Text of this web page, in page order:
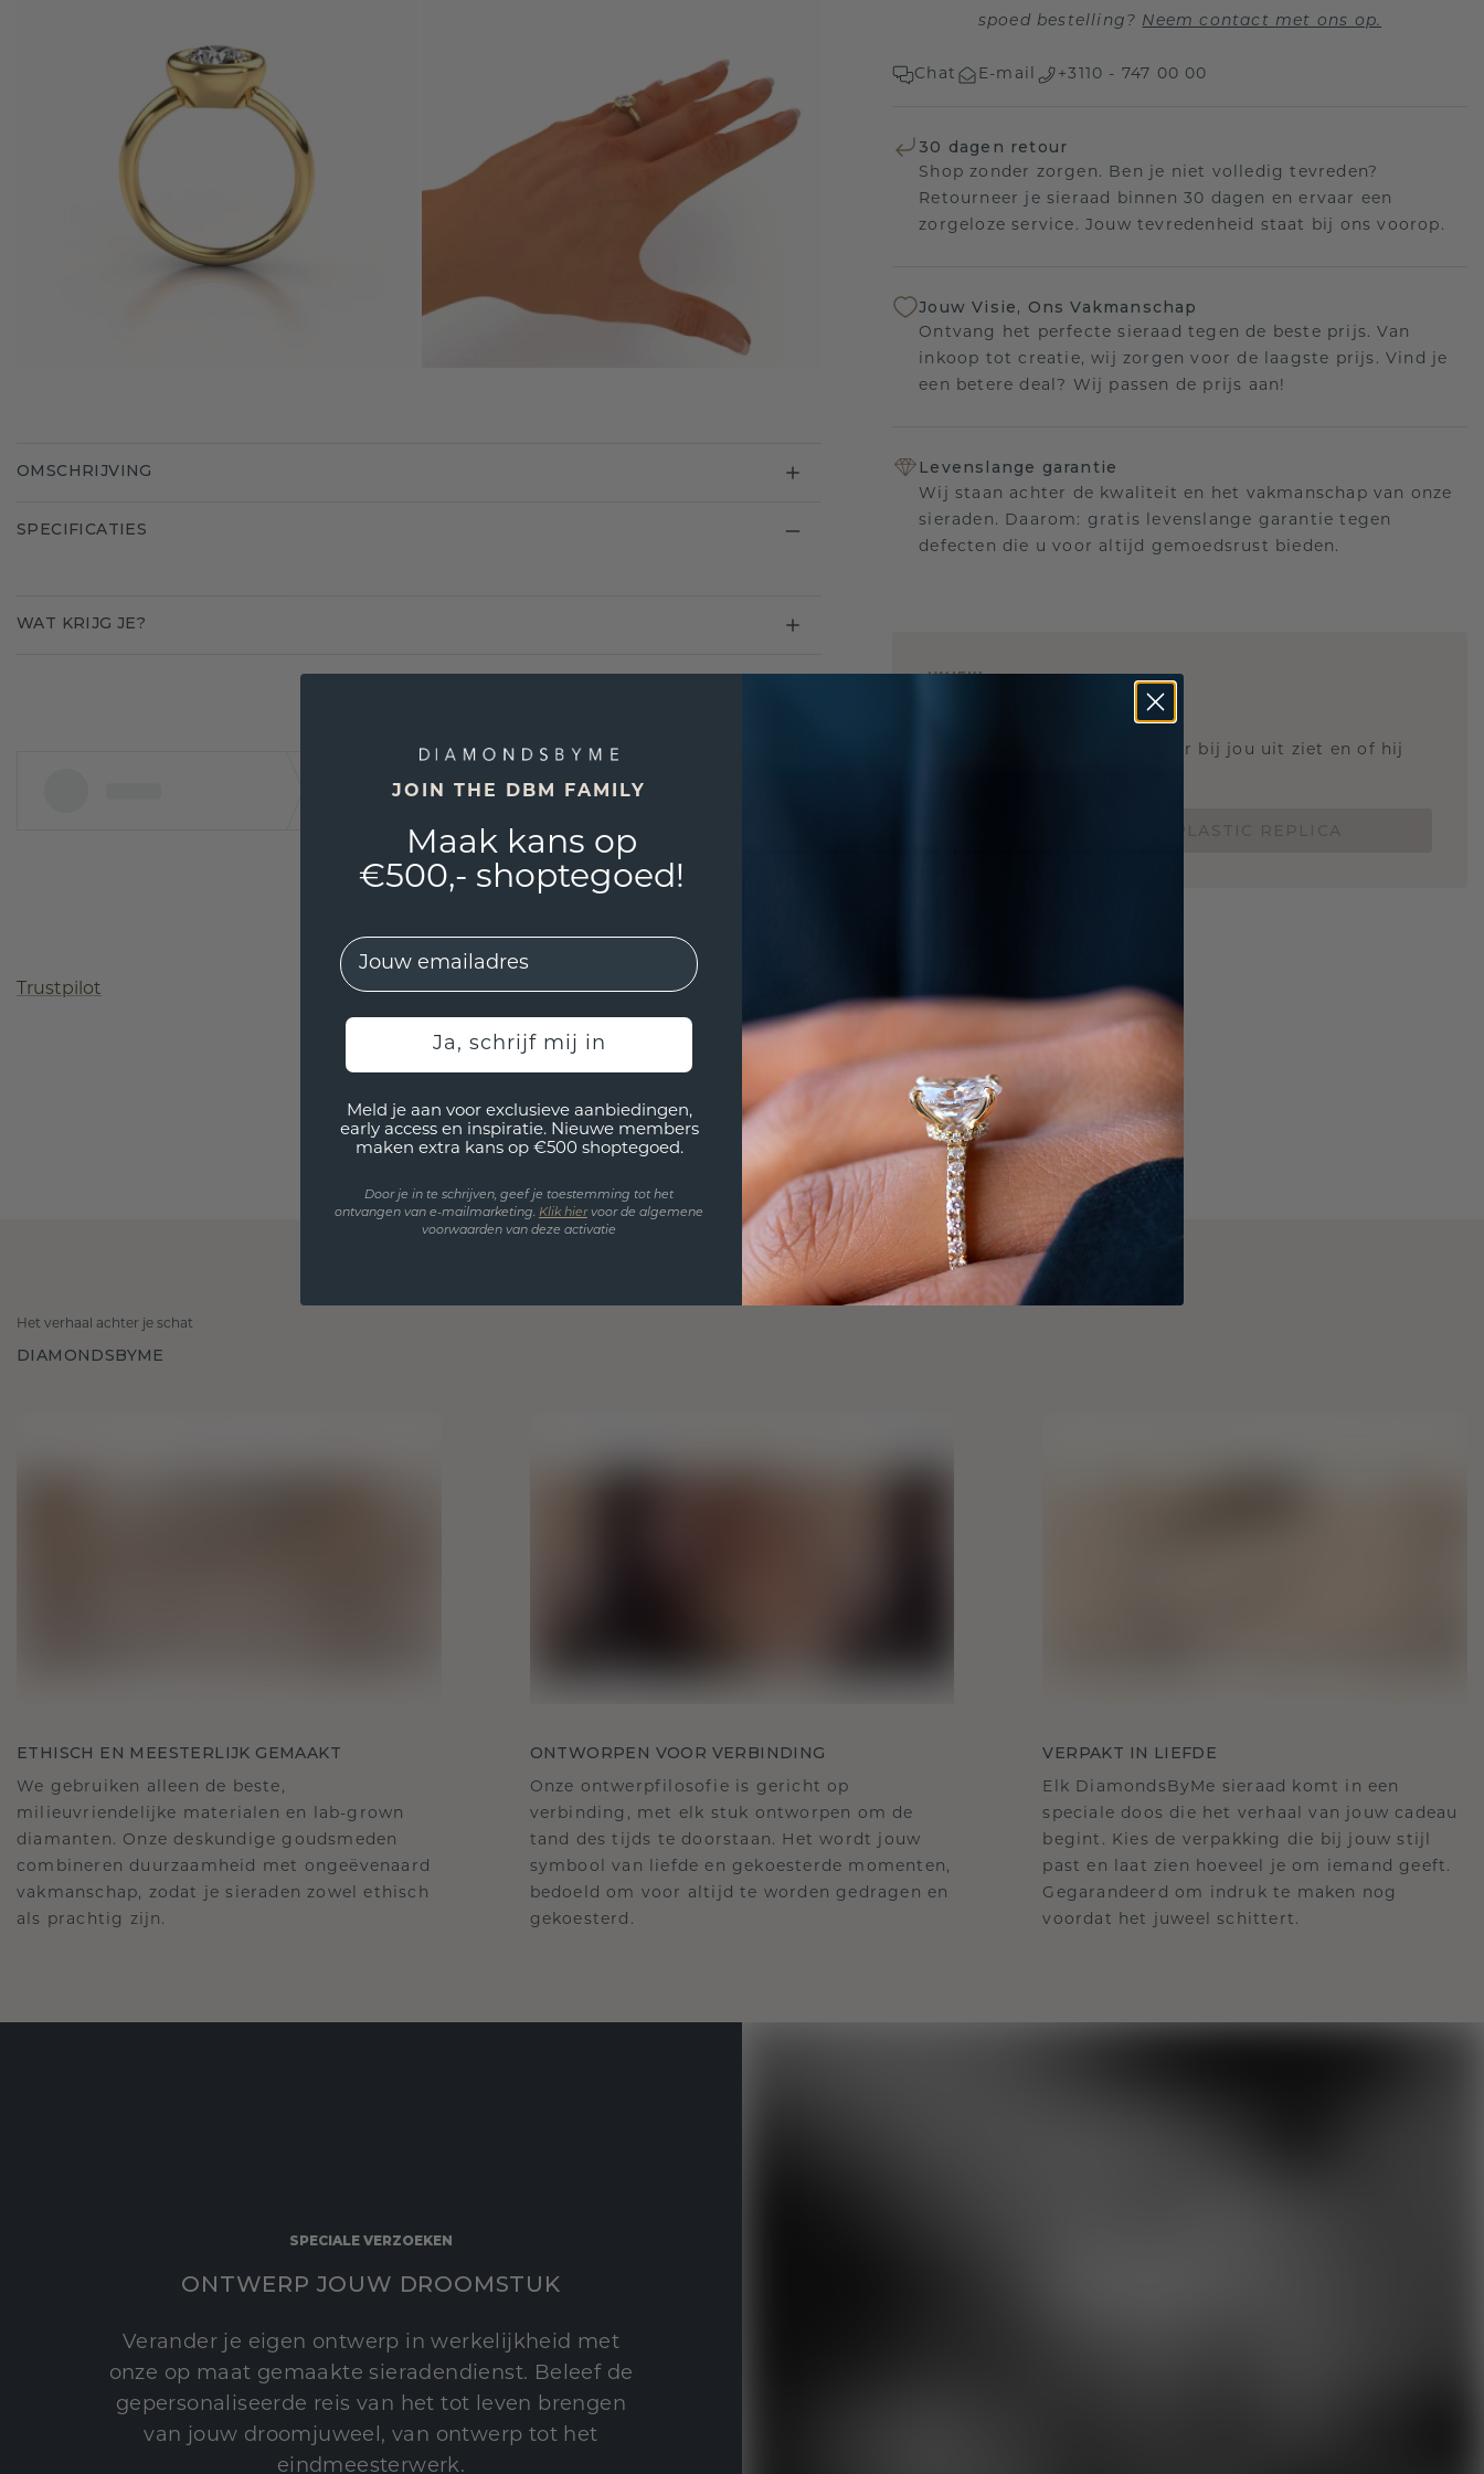
spoed bestelling? Neem contact met ons op.
Chat E-mail +3110 - 747 00 00
30 dagen retour
Shop zonder zorgen. Ben je niet volledig tevreden?
Retourneer je sieraad binnen 30 dagen en ervaar een
zorgeloze service. Jouw tevredenheid staat bij ons voorop.
Jouw Visie, Ons Vakmanschap
Ontvang het perfecte sieraad tegen de beste prijs. Van
inkoop tot creatie, wij zorgen voor de laagste prijs. Vind je
een betere deal? Wij passen de prijs aan!
Levenslange garantie
Wij staan achter de kwaliteit en het vakmanschap van onze
sieraden. Daarom: gratis levenslange garantie tegen
defecten die u voor altijd gemoedsrust bieden.
UNIEK!
Wil jij weten hoe deze ring er bij jou uit ziet en of hij
OMSCHRIJVING
SPECIFICATIES
WAT KRIJG JE?
Trustpilot
Het verhaal achter je schat
DIAMONDSBYME
ETHISCH EN MEESTERLIJK GEMAAKT
We gebruiken alleen de beste,
milieuvriendelijke materialen en lab-grown
diamanten. Onze deskundige goudsmeden
combineren duurzaamheid met ongeëvenaard
vakmanschap, zodat je sieraden zowel ethisch
als prachtig zijn.
ONTWORPEN VOOR VERBINDING
Onze ontwerpfilosofie is gericht op
verbinding, met elk stuk ontworpen om de
tand des tijds te doorstaan. Het wordt jouw
symbool van liefde en gekoesterde momenten,
bedoeld om voor altijd te worden gedragen en
gekoesterd.
VERPAKT IN LIEFDE
Elk DiamondsByMe sieraad komt in een
speciale doos die het verhaal van jouw cadeau
begint. Kies de verpakking die bij jouw stijl
past en laat zien hoeveel je om iemand geeft.
Gegarandeerd om indruk te maken nog
voordat het juweel schittert.
SPECIALE VERZOEKEN
ONTWERP JOUW DROOMSTUK
Verander je eigen ontwerp in werkelijkheid met
onze op maat gemaakte sieradendienst. Beleef de
gepersonaliseerde reis van het tot leven brengen
van jouw droomjuweel, van ontwerp tot het
eindmeesterwerk.
JOIN THE DBM FAMILY
Maak kans op
€500,- shoptegoed!
EMail
Ja, schrijf mij in
Meld je aan voor exclusieve aanbiedingen,
early access en inspiratie. Nieuwe members
maken extra kans op €500 shoptegoed.
Door je in te schrijven, geef je toestemming tot het
ontvangen van e-mailmarketing. Klik hiervoor de algemene
voorwaarden van deze activatie